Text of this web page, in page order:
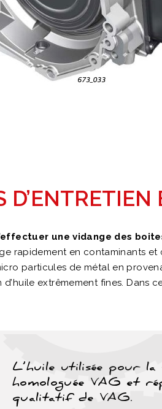
une vidange des
rapidement en contaminants
particules de métal en
d’huile extrêmement fines. Dans
L’huile utilisée pour
homologuée VAG et
qualitatif de VAG.